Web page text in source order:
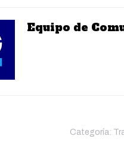
Equipo de
Categoría: